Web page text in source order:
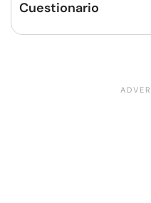
Cuestionario